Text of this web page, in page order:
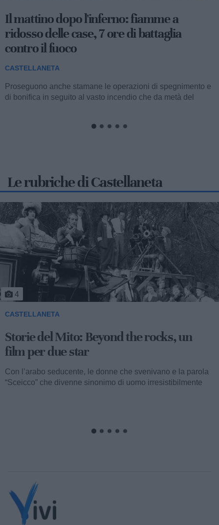
Il gran giorno della Far'nèdd: tutto sulla
sagra più lunga d'Italia
CASTELLANETA
Andrà in scena questa sera, a partire dalle 20 nel centro
storico di Castellaneta, la 21esima edizione della Sagra da
Far'nèdd'...
Le rubriche di Castellaneta
5
CASTELLANETA
Storie del Mito: Uno sceicco esuberante
Valentino fu consacrato attore internazionale, come abbiamo
visto, con il film “I quattro cavalieri dell’Apocalisse”. Così
cominciava...